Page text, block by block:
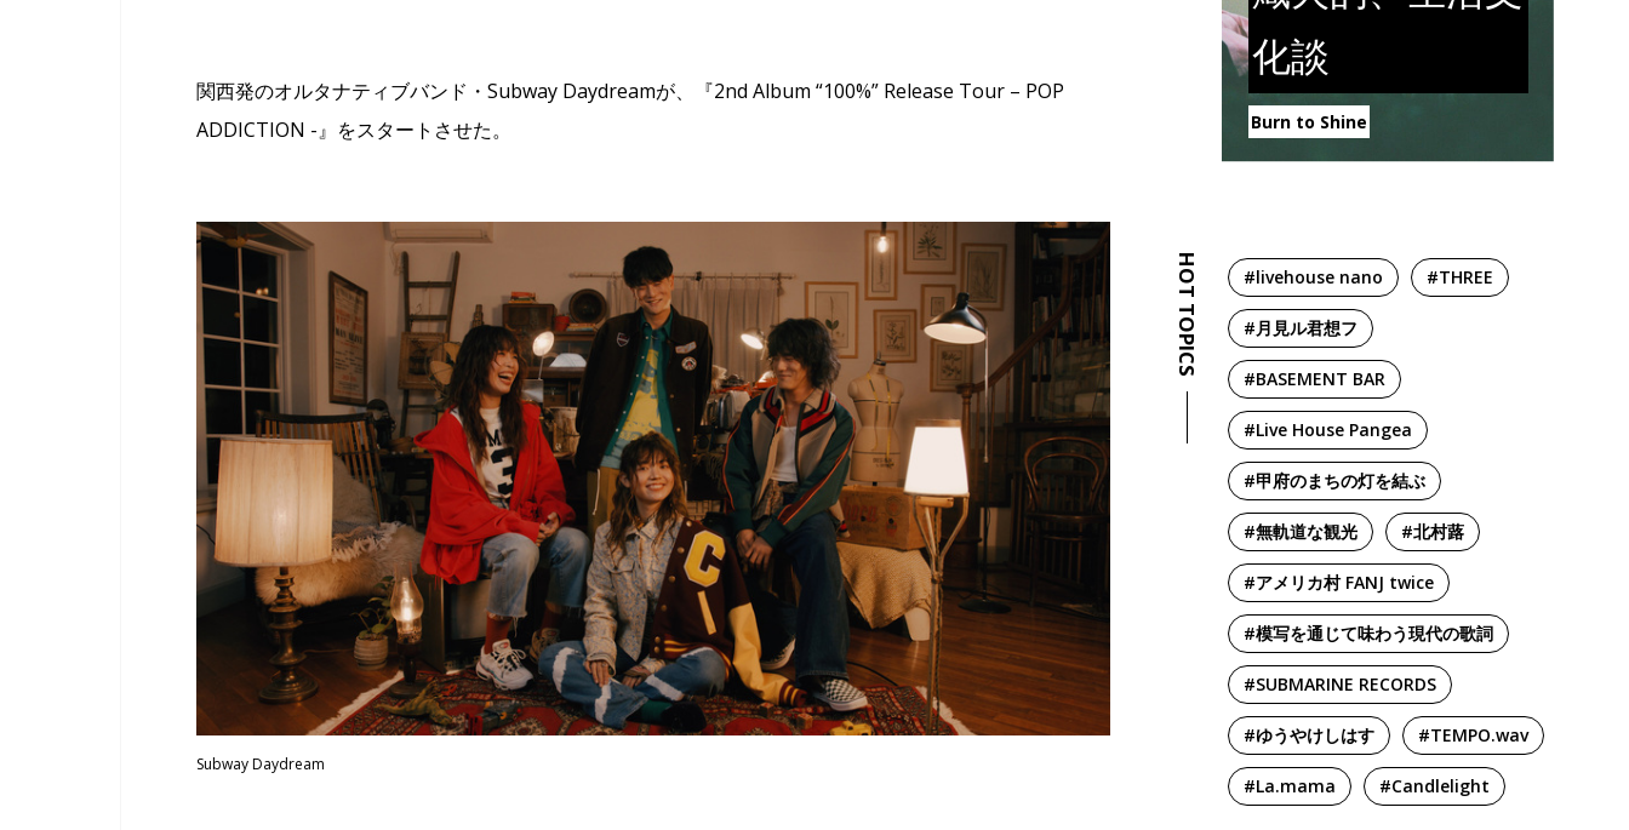
関西発のオルタナティブバンド・Subway Daydreamが、『2nd Album “100%” Release Tour – POP
ADDICTION -』をスタートさせた。
Subway Daydream
化談
Burn to Shine
HOT TOPICS #livehouse nano #THREE
#月見ル君想フ
#BASEMENT BAR
#Live House Pangea
#甲府のまちの灯を結ぶ
#無軌道な観光 #北村蕗
#アメリカ村 FANJ twice
#模写を通じて味わう現代の歌詞
#SUBMARINE RECORDS
#ゆうやけしはす #TEMPO.wav
#La.mama #Candlelight